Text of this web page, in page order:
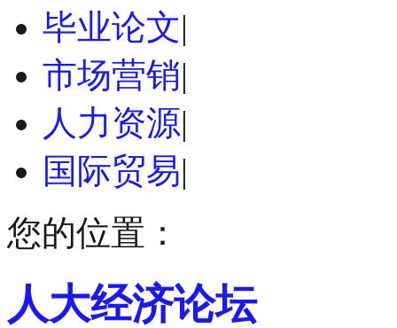
毕业论文|
市场营销|
人力资源|
国际贸易|
您的位置：
人大经济论坛